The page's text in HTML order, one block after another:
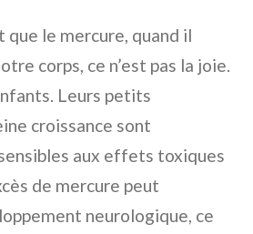
que le mercure, quand il
corps, ce n’est pas la joie.
Leurs petits
croissance sont
aux effets toxiques
de mercure peut
neurologique, ce